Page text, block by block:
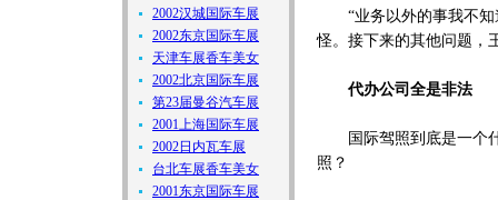
2002汉城国际车展
2002东京国际车展
天津车展香车美女
2002北京国际车展
第23届曼谷汽车展
2001上海国际车展
2002日内瓦车展
台北车展香车美女
2001东京国际车展
“业务以外的事我不知
怪。接下来的其他问题，
代办公司全是非法
国际驾照到底是一个什
照？